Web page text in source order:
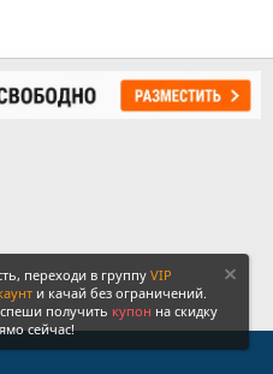
переходи в группу VIP
и качай без ограничений.
получить купон на скидку
сейчас!